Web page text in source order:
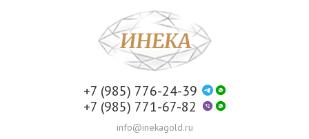
+7 (985) 776-24-39
+7 (985) 771-67-82
info@inekagold.ru